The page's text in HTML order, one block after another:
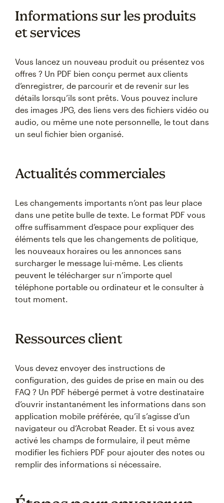
Informations sur les produits
et services
Vous lancez un nouveau produit ou présentez vos
offres ? Un PDF bien conçu permet aux clients
d’enregistrer, de parcourir et de revenir sur les
détails lorsqu’ils sont prêts. Vous pouvez inclure
des images JPG, des liens vers des fichiers vidéo ou
audio, ou même une note personnelle, le tout dans
un seul fichier bien organisé.
Actualités commerciales
Les changements importants n’ont pas leur place
dans une petite bulle de texte. Le format PDF vous
offre suffisamment d’espace pour expliquer des
éléments tels que les changements de politique,
les nouveaux horaires ou les annonces sans
surcharger le message lui-même. Les clients
peuvent le télécharger sur n’importe quel
téléphone portable ou ordinateur et le consulter à
tout moment.
Ressources client
Vous devez envoyer des instructions de
configuration, des guides de prise en main ou des
FAQ ? Un PDF hébergé permet à votre destinataire
d’ouvrir instantanément les informations dans son
application mobile préférée, qu’il s’agisse d’un
navigateur ou d’Acrobat Reader. Et si vous avez
activé les champs de formulaire, il peut même
modifier les fichiers PDF pour ajouter des notes ou
remplir des informations si nécessaire.